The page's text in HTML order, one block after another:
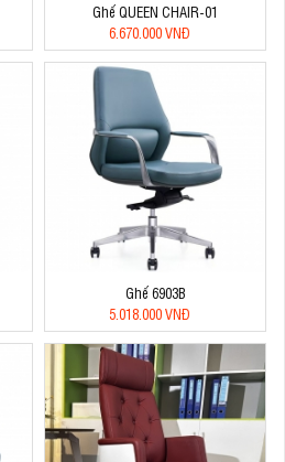
Ghế QUEEN CHAIR-01
6.670.000 VNĐ
Ghế 6903B
5.018.000 VNĐ